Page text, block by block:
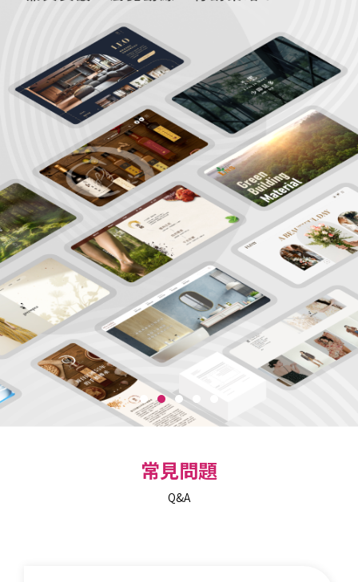
常見問題
Q&A